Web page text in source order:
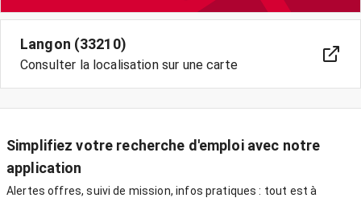
Langon (33210)
Consulter la localisation sur une carte
Simplifiez votre recherche d'emploi avec notre
application
Alertes offres, suivi de mission, infos pratiques : tout est à